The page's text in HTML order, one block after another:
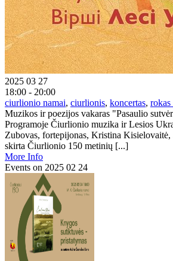
2025 03 27
18:00 - 20:00
ciurlionio namai, ciurlionis, koncertas, rokas
Muzikos ir poezijos vakaras "Pasaulio
Programoje Čiurlionio muzika ir Lesios
Zubovas, fortepijonas, Kristina Kisielovaitė,
skirta Čiurlionio 150 metinių [...]
More Info
Events on 2025 02 24